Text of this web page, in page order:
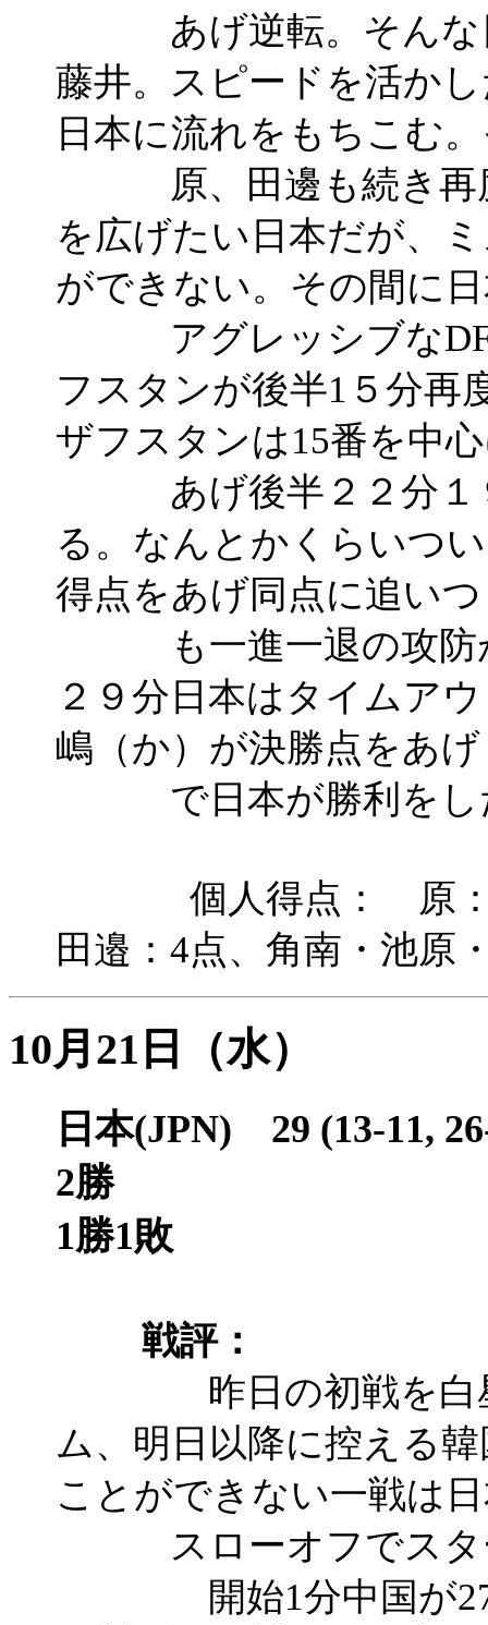
あげ逆転。そんな日
藤井。スピードを活か
日本に流れをもちこむ
原、田邊も続き再度
を広げたい日本だが、
ができない。その間に
アグレッシブなDF
フスタンが後半1５分再
ザフスタンは15番を中
あげ後半２２分１９
る。なんとかくらいつ
得点をあげ同点に追い
も一進一退の攻防が
２９分日本はタイムア
嶋（か）が決勝点をあ
で日本が勝利をし
個人得点： 原：7
田邉：4点、角南・池原
10月21日（水）
日本(JPN) 29 (13-11,
2
1勝1敗
戦評：
昨日の初戦を白星
ム、明日以降に控える
ことができない一戦は
スローオフでスタ
開始1分中国が27番